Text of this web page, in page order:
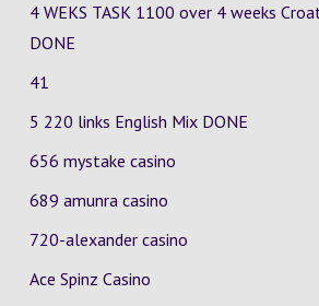
4 WEKS TASK 1100 over 4 weeks
DONE
41
5 220 links English Mix DONE
656 mystake casino
689 amunra casino
720-alexander casino
Ace Spinz Casino